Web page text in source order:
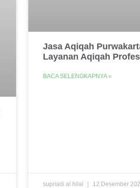
Jasa Aqiqah
Layanan Aqiqah
BACA SELENGKAPNYA »
supriadi al hilal 12 Desember